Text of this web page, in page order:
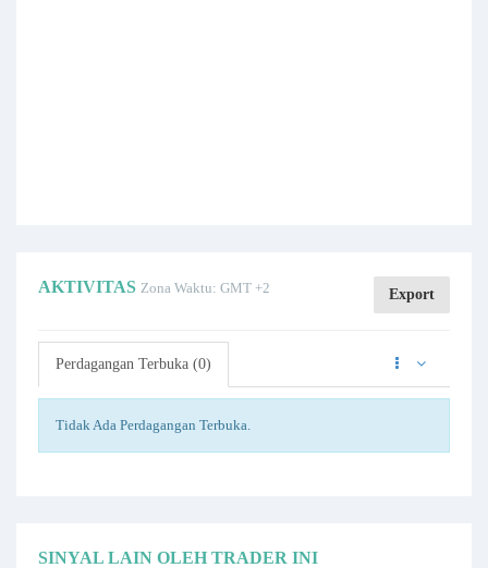
AKTIVITAS Zona Waktu: GMT +2 Export
Perdagangan Terbuka (0)
Tidak Ada Perdagangan Terbuka.
SINYAL LAIN OLEH TRADER INI